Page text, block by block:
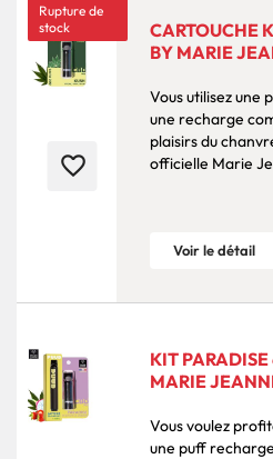
Rupture de
stock
favorite_border
CARTOUCHE
BY MARIE
Vous utilisez une
une recharge
plaisirs du
officielle Marie
Voir le détail
KIT
MARIE
Vous voulez
une puff